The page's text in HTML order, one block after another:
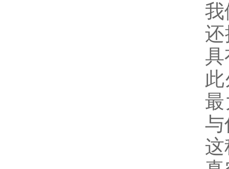
我
还
与